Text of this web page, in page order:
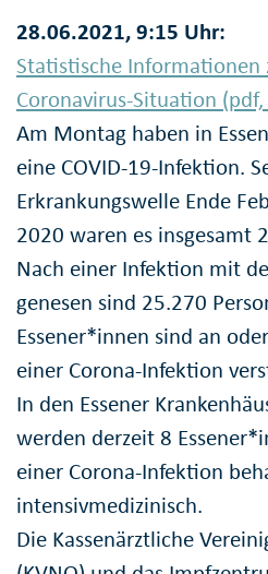
28.06.2021, 9:15 Uhr:
Statistische Informationen
Coronavirus-Situation
Am Montag haben in
eine COVID-19-Infektion.
Erkrankungswelle Ende
2020 waren es insgesamt
Nach einer Infektion mit
genesen sind 25.270
Essener*innen sind an
einer Corona-Infektion
In den Essener
werden derzeit 8
einer Corona-Infektion
intensivmedizinisch.
Die Kassenärztliche